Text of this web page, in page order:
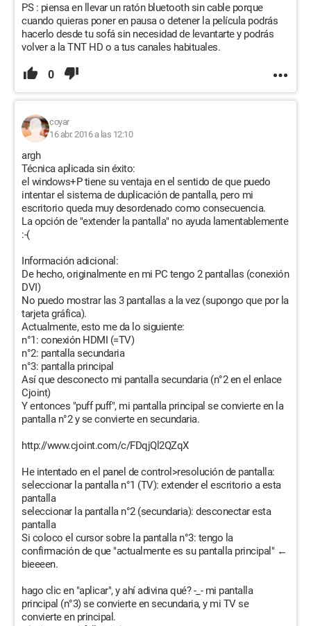
PS : piensa en llevar un ratón bluetooth sin cable porque
cuando quieras poner en pausa o detener la película podrás
hacerlo desde tu sofá sin necesidad de levantarte y podrás
volver a la TNT HD o a tus canales habituales.
0
coyar
16 abr. 2016 a las 12:10
argh
Técnica aplicada sin éxito:
el windows+P tiene su ventaja en el sentido de que puedo
intentar el sistema de duplicación de pantalla, pero mi
escritorio queda muy desordenado como consecuencia.
La opción de "extender la pantalla" no ayuda lamentablemente
:-(
Información adicional:
De hecho, originalmente en mi PC tengo 2 pantallas (conexión
DVI)
No puedo mostrar las 3 pantallas a la vez (supongo que por la
tarjeta gráfica).
Actualmente, esto me da lo siguiente:
n°1: conexión HDMI (=TV)
n°2: pantalla secundaria
n°3: pantalla principal
Así que desconecto mi pantalla secundaria (n°2 en el enlace
Cjoint)
Y entonces "puff puff", mi pantalla principal se convierte en la
pantalla n°2 y se convierte en secundaria.
http://www.cjoint.com/c/FDqjQl2QZqX
He intentado en el panel de control>resolución de pantalla:
seleccionar la pantalla n°1 (TV): extender el escritorio a esta
pantalla
seleccionar la pantalla n°2 (secundaria): desconectar esta
pantalla
Si coloco el cursor sobre la pantalla n°3: tengo la
confirmación de que "actualmente es su pantalla principal" ←
bieeeen.
hago clic en "aplicar", y ahí adivina qué? -_- mi pantalla
principal (n°3) se convierte en secundaria, y mi TV se
convierte en principal.